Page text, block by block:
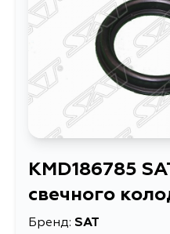
KMD186785
свечного
Бренд: SAT